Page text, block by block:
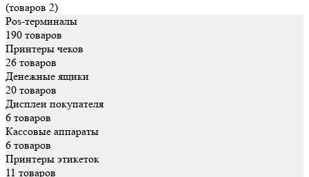
(товаров 2)
Pos-терминалы
190 товаров
Принтеры чеков
26 товаров
Денежные ящики
20 товаров
Дисплеи покупателя
6 товаров
Кассовые аппараты
6 товаров
Принтеры этикеток
11 товаров